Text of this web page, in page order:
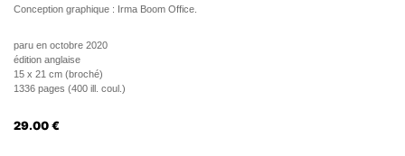
Conception graphique : Irma Boom Office.
paru en octobre 2020
édition anglaise
15 x 21 cm (broché)
1336 pages (400 ill. coul.)
29.00 €